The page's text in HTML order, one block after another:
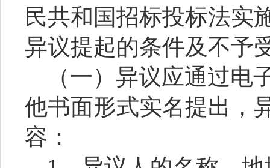
民共和国招标投标法实
异议提起的条件及不予
（一）异议应通过
他书面形式实名提出，
容：